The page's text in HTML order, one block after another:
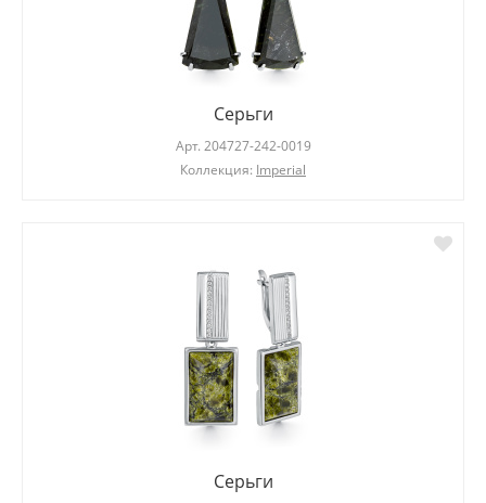
Серьги
Арт. 204727-242-0019
Коллекция: Imperial
Серьги